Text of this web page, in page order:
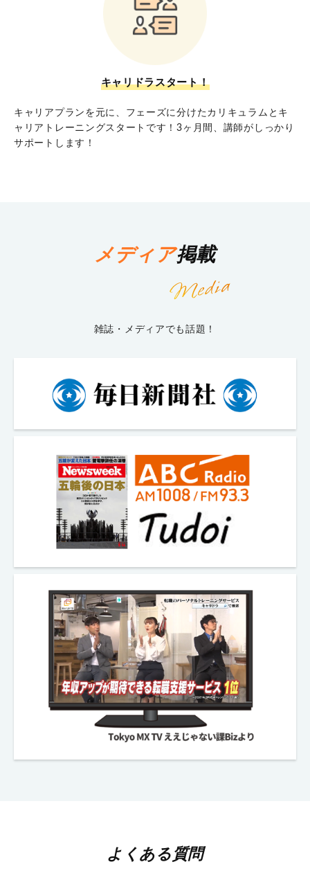
キャリドラスタート！
キャリアプランを元に、フェーズに分けたカリキュラムとキ
ャリアトレーニングスタートです！3ヶ月間、講師がしっかり
サポートします！
メディア掲載
雑誌・メディアでも話題！
よくある質問